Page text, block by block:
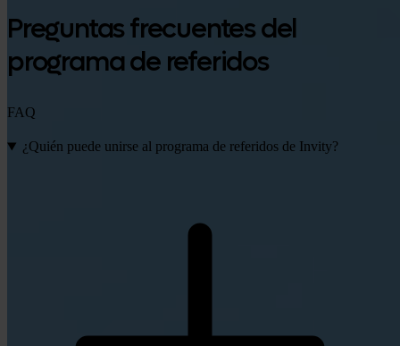
Preguntas frecuentes del
programa de referidos
FAQ
¿Quién puede unirse al programa de referidos de Invity?